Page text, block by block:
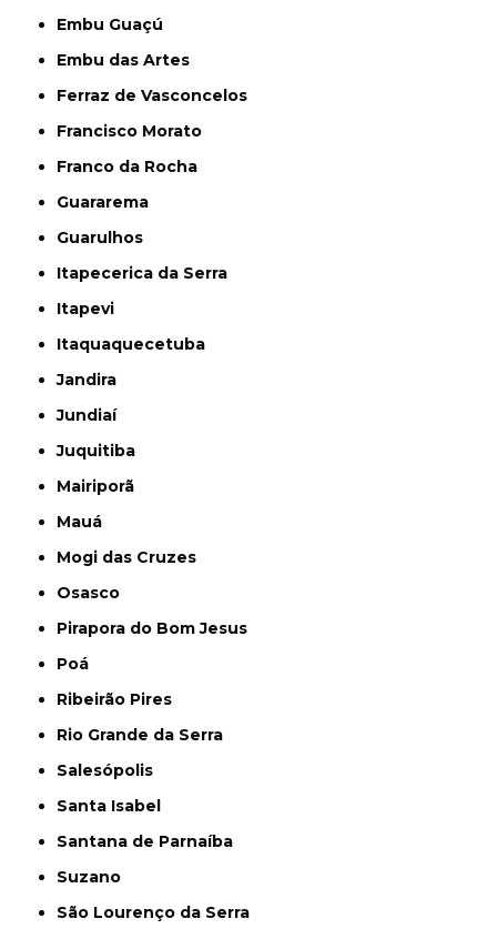
Embu Guaçú
Embu das Artes
Ferraz de Vasconcelos
Francisco Morato
Franco da Rocha
Guararema
Guarulhos
Itapecerica da Serra
Itapevi
Itaquaquecetuba
Jandira
Jundiaí
Juquitiba
Mairiporã
Mauá
Mogi das Cruzes
Osasco
Pirapora do Bom Jesus
Poá
Ribeirão Pires
Rio Grande da Serra
Salesópolis
Santa Isabel
Santana de Parnaíba
Suzano
São Lourenço da Serra